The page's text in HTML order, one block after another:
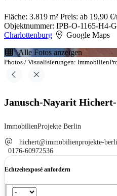
Fläche: 3.819 m² Preis: ab 19,90 €/
Objektnummer: IPB-O-1165-H4-G
Charlottenburg
Google Maps
Alle Fotos anzeigen
Photos / Visualisierungen:
Janusch-Nayarit
ImmobilienProjekte Berlin
hichert@immobilienprojekte-
0176-60972536
Echtzeitexposé anfordern